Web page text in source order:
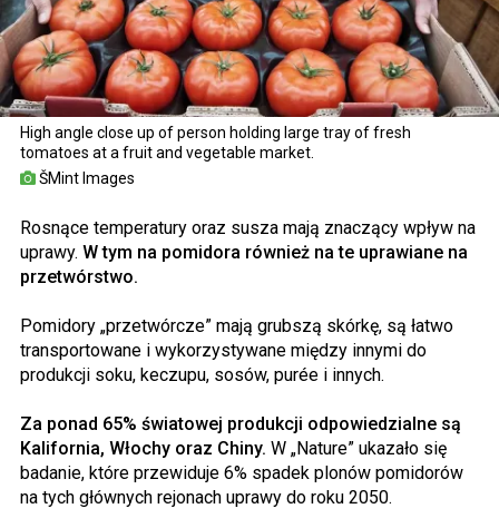
High angle close up of person holding large tray of fresh
tomatoes at a fruit and vegetable market.
ŠMint Images
Rosnące temperatury oraz susza mają znaczący wpływ na
uprawy. W tym na pomidora również na te uprawiane na
przetwórstwo.
Pomidory „przetwórcze” mają grubszą skórkę, są łatwo
transportowane i wykorzystywane między innymi do
produkcji soku, keczupu, sosów, purée i innych.
Za ponad 65% światowej produkcji odpowiedzialne są
Kalifornia, Włochy oraz Chiny. W „Nature” ukazało się
badanie, które przewiduje 6% spadek plonów pomidorów
na tych głównych rejonach uprawy do roku 2050.